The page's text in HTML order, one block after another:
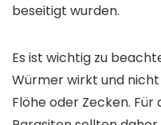
beseitigt wurden.
Es ist wichtig zu
Würmer wirkt und
Flöhe oder Zecken.